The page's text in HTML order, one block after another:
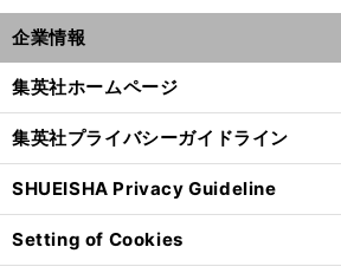
企業情報
集英社ホームページ
集英社プライバシーガイドライン
SHUEISHA Privacy Guideline
Setting of Cookies